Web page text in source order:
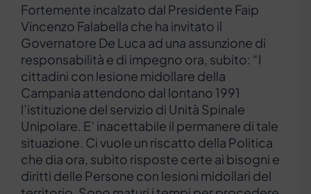
Fortemente incalzato dal Presidente Faip
Vincenzo Falabella che ha invitato il
Governatore De Luca ad una assunzione di
responsabilità e di impegno ora, subito: “I
cittadini con lesione midollare della
Campania attendono dal lontano 1991
l’istituzione del servizio di Unità Spinale
Unipolare. E’ inacettabile il permanere di tale
situazione. Ci vuole un riscatto della Politica
che dia ora, subito risposte certe ai bisogni e
diritti delle Persone con lesioni midollari del